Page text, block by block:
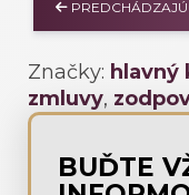
Značky: hlavný
zmluvy,
BUĎTE